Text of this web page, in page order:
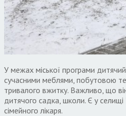
У межах міської програми
сучасними меблями побутовою
тривалого вжитку. Важливо що
дитячого садка школи. Є у
сімейного лікаря.